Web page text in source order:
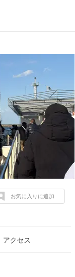
お気に入りに追加
アクセス